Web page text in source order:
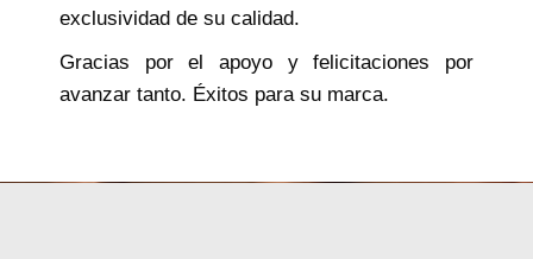
exclusividad de su calidad.
Gracias por el apoyo y felicitaciones por
avanzar tanto. Éxitos para su marca.